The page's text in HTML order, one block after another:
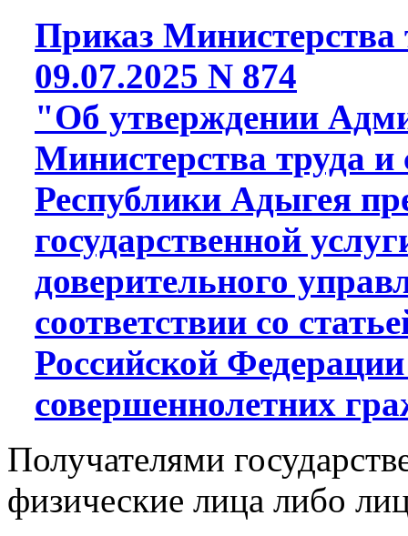
Приказ Министерства
09.07.2025 N 874
"Об утверждении
Министерства труда и
Республики Адыгея
государственной
доверительного
соответствии со
Российской
совершеннолетних
Получателями
физические лица либо